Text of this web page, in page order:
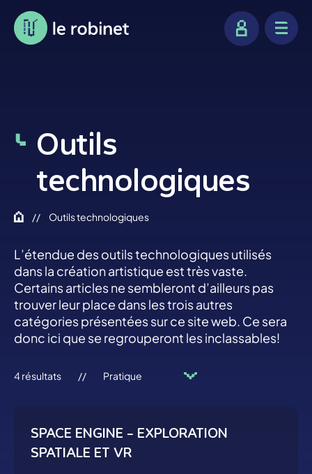
Outils
technologiques
// Outils technologiques
L’étendue des outils technologiques utilisés
dans la création artistique est très vaste.
Certains articles ne sembleront d’ailleurs pas
trouver leur place dans les trois autres
catégories présentées sur ce site web. Ce sera
donc ici que se regrouperont les inclassables!
4résultats //
SPACE ENGINE – EXPLORATION
SPATIALE ET VR